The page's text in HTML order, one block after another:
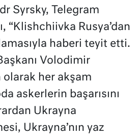
Syrsky, Telegram
“Klishchiivka Rusya’dan
haberi teyit etti.
Volodimir
her akşam
askerlerin başarısını
Ukrayna
Ukrayna’nın yaz